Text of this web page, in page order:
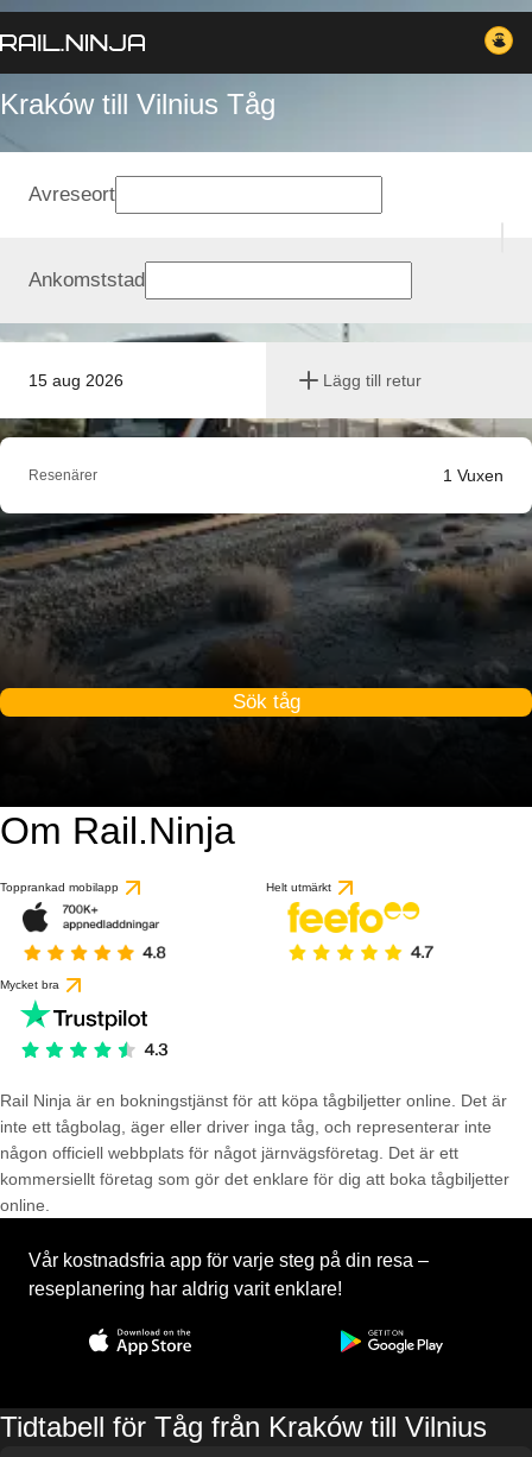
Kraków till Vilnius Tåg
15 aug 2026 Lägg till retur
Avreseort
Ankomststad
Resenärer 1 Vuxen
Sök tåg
Om Rail.Ninja
Topprankad mobilapp Helt utmärkt
Mycket bra
Rail Ninja är en bokningstjänst för att köpa tågbiljetter online. Det är
inte ett tågbolag, äger eller driver inga tåg, och representerar inte
någon officiell webbplats för något järnvägsföretag. Det är ett
kommersiellt företag som gör det enklare för dig att boka tågbiljetter
online.
Vår kostnadsfria app för varje steg på din resa –
reseplanering har aldrig varit enklare!
Tidtabell för Tåg från Kraków till Vilnius
baserat på 1